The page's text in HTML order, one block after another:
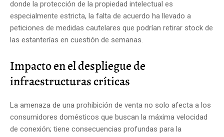
donde la protección de la propiedad intelectual es
especialmente estricta, la falta de acuerdo ha llevado a
peticiones de medidas cautelares que podrían retirar stock de
las estanterías en cuestión de semanas.
Impacto en el despliegue de
infraestructuras críticas
La amenaza de una prohibición de venta no solo afecta a los
consumidores domésticos que buscan la máxima velocidad
de conexión; tiene consecuencias profundas para la